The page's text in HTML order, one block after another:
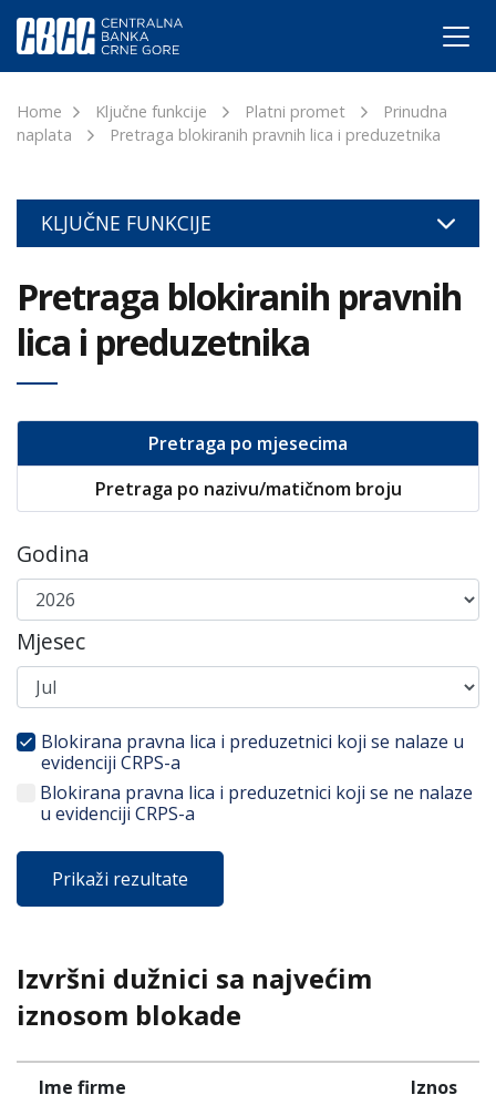
Home Ključne funkcije Platni promet
Prinudna
naplata
Pretraga blokiranih pravnih lica i preduzetnika
KLJUČNE FUNKCIJE
Pretraga blokiranih pravnih
lica i preduzetnika
Pretraga po mjesecima
Pretraga po nazivu/matičnom broju
Godina
Mjesec
Blokirana pravna lica i preduzetnici koji se nalaze u
evidenciji CRPS-a
Blokirana pravna lica i preduzetnici koji se ne nalaze
u evidenciji CRPS-a
Izvršni dužnici sa najvećim
iznosom blokade
Ime firme Iznos